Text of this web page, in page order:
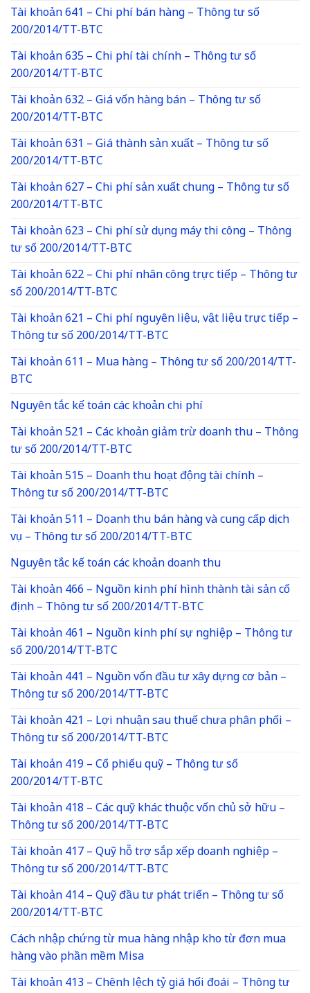
Tài khoản 641 – Chi phí bán hàng – Thông tư số
200/2014/TT-BTC
Tài khoản 635 – Chi phí tài chính – Thông tư số
200/2014/TT-BTC
Tài khoản 632 – Giá vốn hàng bán – Thông tư số
200/2014/TT-BTC
Tài khoản 631 – Giá thành sản xuất – Thông tư số
200/2014/TT-BTC
Tài khoản 627 – Chi phí sản xuất chung – Thông tư số
200/2014/TT-BTC
Tài khoản 623 – Chi phí sử dụng máy thi công – Thông
tư số 200/2014/TT-BTC
Tài khoản 622 – Chi phí nhân công trực tiếp – Thông tư
số 200/2014/TT-BTC
Tài khoản 621 – Chi phí nguyên liệu, vật liệu trực tiếp –
Thông tư số 200/2014/TT-BTC
Tài khoản 611 – Mua hàng – Thông tư số 200/2014/TT-
BTC
Nguyên tắc kế toán các khoản chi phí
Tài khoản 521 – Các khoản giảm trừ doanh thu – Thông
tư số 200/2014/TT-BTC
Tài khoản 515 – Doanh thu hoạt động tài chính –
Thông tư số 200/2014/TT-BTC
Tài khoản 511 – Doanh thu bán hàng và cung cấp dịch
vụ – Thông tư số 200/2014/TT-BTC
Nguyên tắc kế toán các khoản doanh thu
Tài khoản 466 – Nguồn kinh phí hình thành tài sản cố
định – Thông tư số 200/2014/TT-BTC
Tài khoản 461 – Nguồn kinh phí sự nghiệp – Thông tư
số 200/2014/TT-BTC
Tài khoản 441 – Nguồn vốn đầu tư xây dựng cơ bản –
Thông tư số 200/2014/TT-BTC
Tài khoản 421 – Lợi nhuận sau thuế chưa phân phối –
Thông tư số 200/2014/TT-BTC
Tài khoản 419 – Cổ phiếu quỹ – Thông tư số
200/2014/TT-BTC
Tài khoản 418 – Các quỹ khác thuộc vốn chủ sở hữu –
Thông tư số 200/2014/TT-BTC
Tài khoản 417 – Quỹ hỗ trợ sắp xếp doanh nghiệp –
Thông tư số 200/2014/TT-BTC
Tài khoản 414 – Quỹ đầu tư phát triển – Thông tư số
200/2014/TT-BTC
Cách nhập chứng từ mua hàng nhập kho từ đơn mua
hàng vào phần mềm Misa
Tài khoản 413 – Chênh lệch tỷ giá hối đoái – Thông tư